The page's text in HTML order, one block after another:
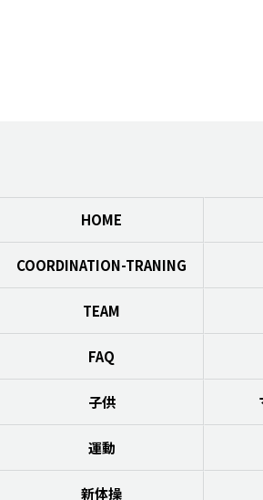
HOME
COORDINATION-TRANING
TEAM
FAQ
子供
運動
新体操